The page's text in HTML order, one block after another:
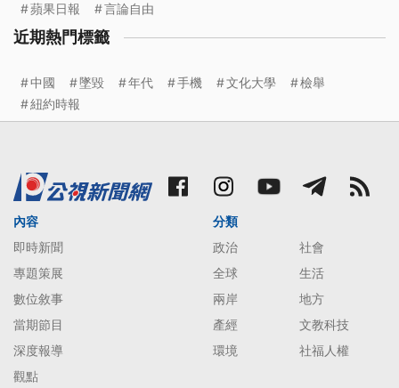
蘋果日報
言論自由
近期熱門標籤
中國 墜毀 年代 手機 文化大學
檢舉
紐約時報
內容
即時新聞
專題策展
數位敘事
當期節目
深度報導
觀點
分類
政治
社會
全球
生活
兩岸
地方
產經
文教科技
環境
社福人權